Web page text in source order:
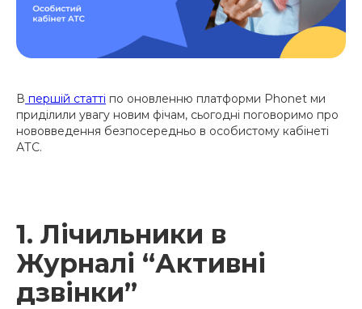
В першій статті по оновленню платформи Phonet ми
приділили увагу новим фічам, сьогодні поговоримо про
нововведення безпосередньо в особистому кабінеті
АТС.
1. Лічильники в
Журналі “Активні
дзвінки”